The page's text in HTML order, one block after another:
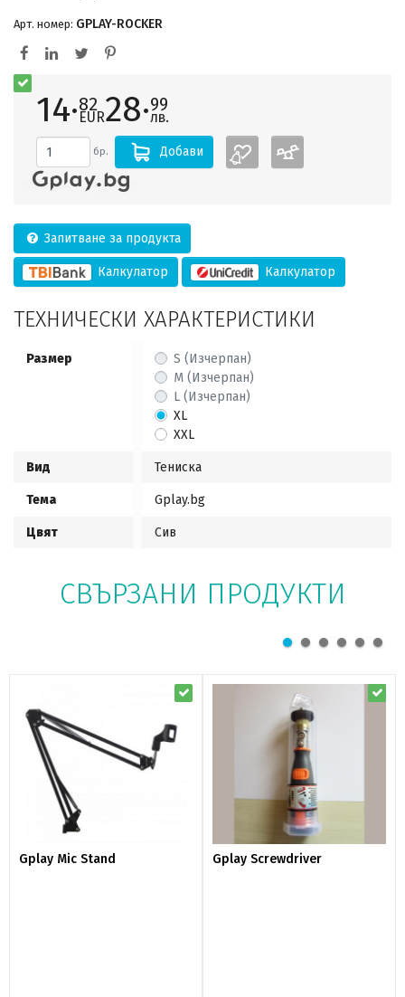
Арт. номер: GPLAY-ROCKER
14·82
EUR28·99
лв.
бр. Добави
Запитване за продукта
Калкулатор Калкулатор
ТЕХНИЧЕСКИ ХАРАКТЕРИСТИКИ
Размер
S (Изчерпан)
M (Изчерпан)
L (Изчерпан)
XL
XXL
Вид Тениска
Тема Gplay.bg
Цвят Сив
СВЪРЗАНИ ПРОДУКТИ
Gplay Mic Stand Gplay Screwdriver